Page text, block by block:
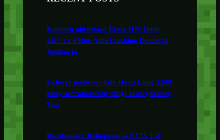
Kamera obrotowa Ezviz H7c Dual
2K+ 2x 4Mpx AutoTracking Detekcja
Aplikacja
Uchwyt meblowy Gtv Hexa Long 1200
złoty szczotkowany długi krawędziowy
3szt
Rozdzielacz Rekuperacja 8X75 150